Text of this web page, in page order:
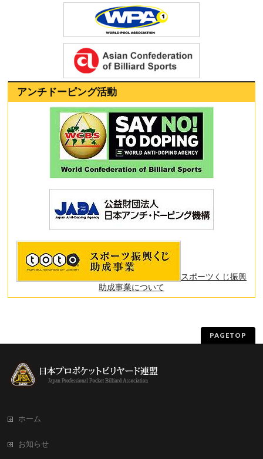
アンチドーピング活動
スポーツくじ振興
助成事業について
PAGETOP
ホーム
お知らせ